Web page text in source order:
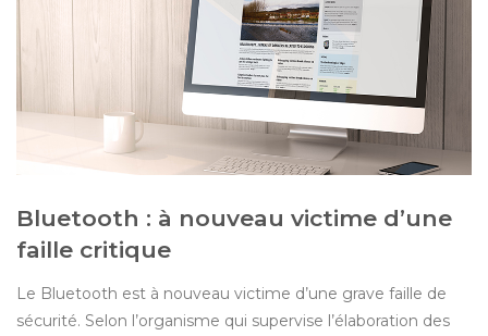
Bluetooth : à nouveau victime d’une
faille critique
Le Bluetooth est à nouveau victime d’une grave faille de
sécurité. Selon l’organisme qui supervise l’élaboration des